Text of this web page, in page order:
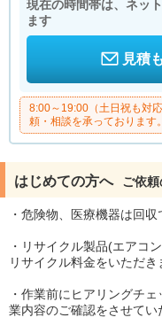
現在の時間帯は、ネッ
ます
見積
8:00～19:00（土日祝も対
頼・相談を承っております
はじめての方へ ご依
・危険物、医療機器は回収
・リサイクル製品(エアコ
リサイクル料金をいただき
・作業前にヒアリングチ
業内容のご確認をさせてい